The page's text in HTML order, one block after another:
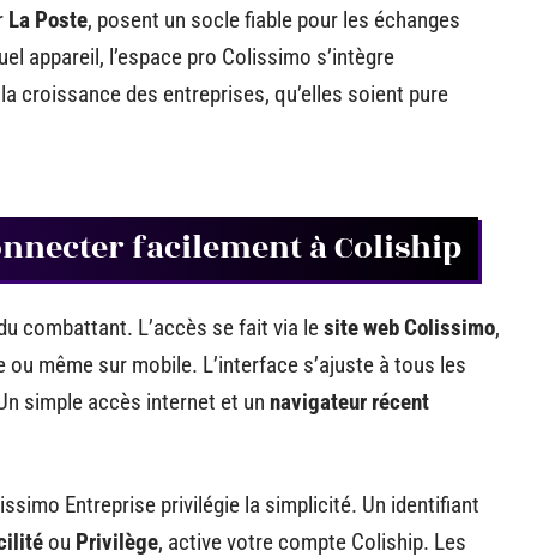
La Poste, posent un socle fiable pour les échanges
appareil, l’espace pro Colissimo s’intègre
croissance des entreprises, qu’elles soient pure
facilement à Coliship
combattant. L’accès se fait via lesite web Colissimo,
même sur mobile. L’interface s’ajuste à tous les
simple accès internet et un navigateur récent
Entreprise privilégie la simplicité. Un identifiant
ou Privilège, active votre compte Coliship. Les